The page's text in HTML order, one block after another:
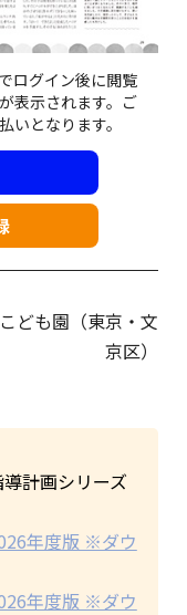
ログイン後に閲覧
表示されます。ご
いとなります。
ども園（東京・文
京区）
計画シリーズ
年度版 ※ダウ
年度版 ※ダウ